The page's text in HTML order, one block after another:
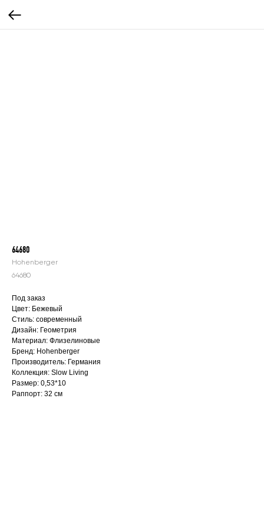
64680
Hohenberger
64680
Под заказ
Цвет: Бежевый
Стиль: современный
Дизайн: Геометрия
Материал: Флизелиновые
Бренд: Hohenberger
Производитель: Германия
Коллекция: Slow Living
Размер: 0,53*10
Раппорт: 32 см